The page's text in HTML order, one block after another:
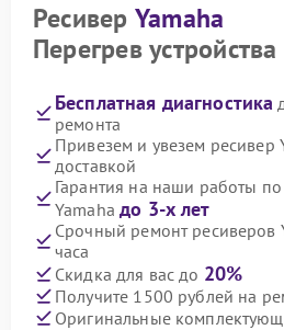
Ресивер Yamaha
Перегрев устройства
Бесплатная диагностика
ремонта
Привезем и увезем ресивер
доставкой
Гарантия на наши работы
Yamahaдо 3-х лет
Срочный ремонт ресиверов
часа
Скидка для вас до 20%
Получите 1500 рублей на
Оригинальные